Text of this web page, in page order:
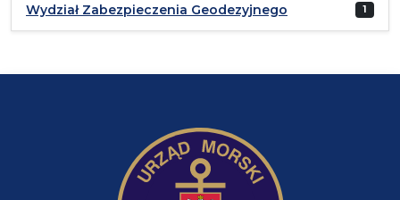
Wydział Zabezpieczenia Geodezyjnego 1